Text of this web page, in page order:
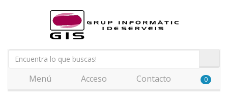
Menú Acceso Contacto 0